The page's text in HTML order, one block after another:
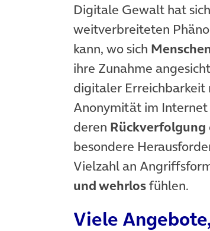
Digitale Gewalt hat
weitverbreiteten
kann, wo sich
ihre Zunahme
digitaler Erreichbarkeit
Anonymität im Internet
deren Rückverfolgung
besondere
Vielzahl an
und wehrlosfühlen.
Viele